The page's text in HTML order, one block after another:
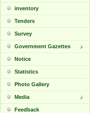
inventory
Tenders
Survey
Government Gazettes
Notice
Statistics
Photo Gallery
Media
Feedback